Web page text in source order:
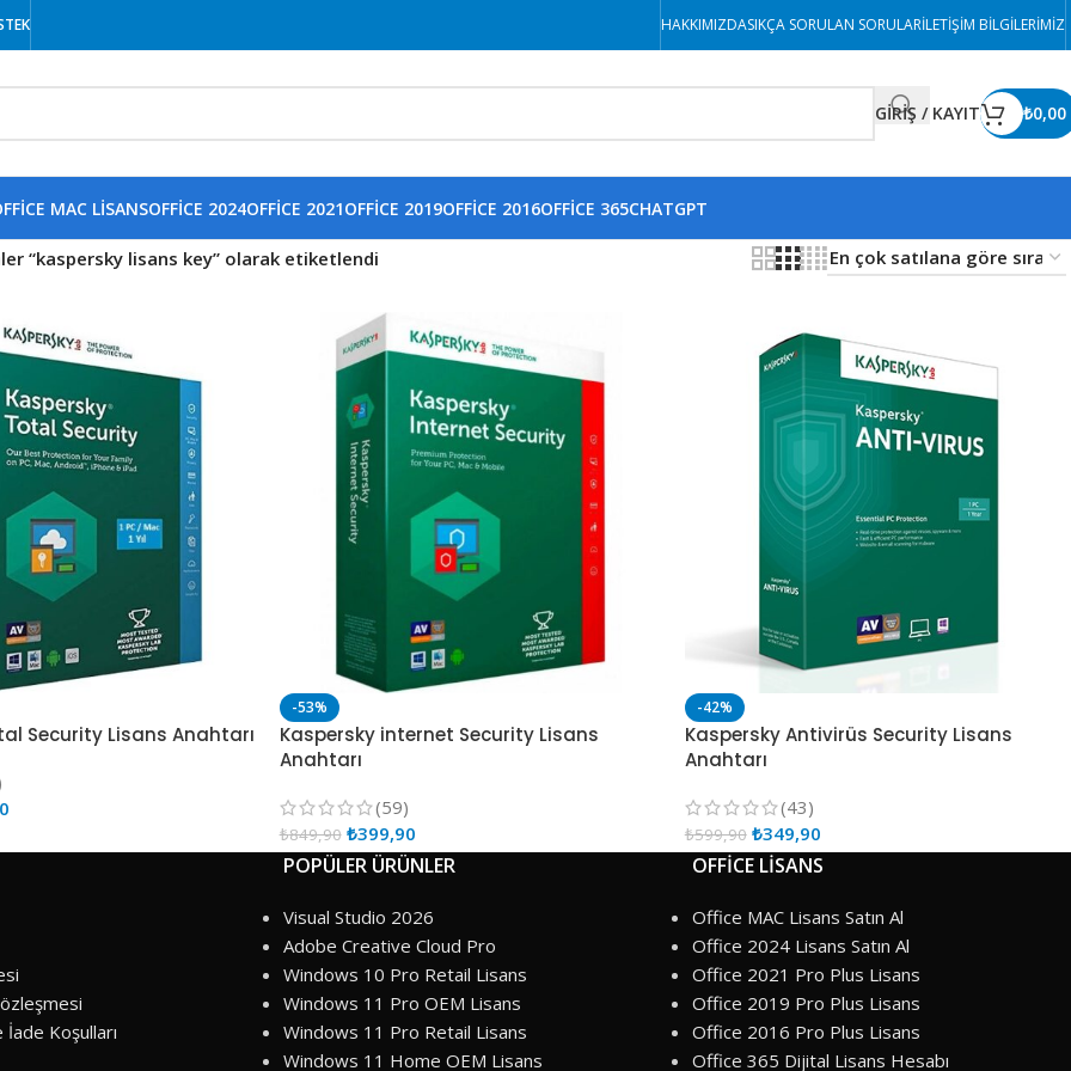
HAKKIMIZDASIKÇA SORULAN SORULARİLETIŞIM BILGILERIMIZ
GİRİŞ / KAYIT ₺0,00
MAC LISANSOFFICE 2024OFFICE 2021OFFICE 2019OFFICE 2016OFFICE 365CHATGPT
“kaspersky lisans key” olarak etiketlendi
Security Lisans Anahtarı
-53%
Kaspersky internet Security Lisans
Anahtarı
(59)
₺849,90 ₺399,90
-42%
Kaspersky Antivirüs Security Lisans
Anahtarı
(43)
₺599,90 ₺349,90
Koşulları
POPÜLER ÜRÜNLER
Visual Studio 2026
Adobe Creative Cloud Pro
Windows 10 Pro Retail Lisans
Windows 11 Pro OEM Lisans
Windows 11 Pro Retail Lisans
Windows 11 Home OEM Lisans
OFFİCE LİSANS
Office MAC Lisans Satın Al
Office 2024 Lisans Satın Al
Office 2021 Pro Plus Lisans
Office 2019 Pro Plus Lisans
Office 2016 Pro Plus Lisans
Office 365 Dijital Lisans Hesabı